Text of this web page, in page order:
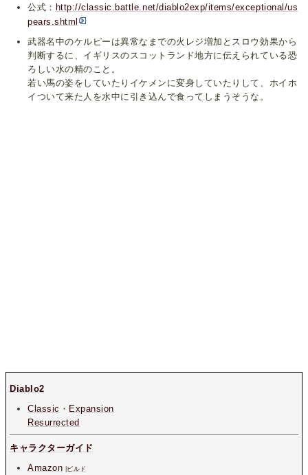
公式： http://classic.battle.net/diablo2exp/items/exceptional/us
pears.shtml
武器名中のケルピーは異常なまでの火レジ増加とスロウ効果から
判断するに、イギリスのスコットランド地方に伝えられている恐
ろしい水の精のこと。
若い馬の姿をしていたりイケメンに変身していたりして、ホイホ
イついて来た人を水中に引き込んで食ってしまうそうな。
Diablo2
Classic ・ Expansion
Resurrected
キャラクターガイド
Amazon
ビルド